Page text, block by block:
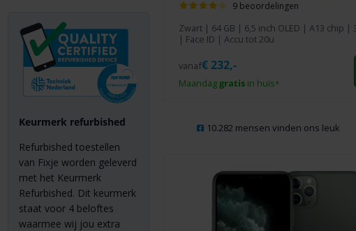
9 beoordelingen
Zwart| 64 GB | 6,5 inch OLED | A13 chip |
| Face ID | Accu tot 20u
Maandaggratisin huis*
vanaf€232,-
10.282 mensen vinden ons leuk
Keurmerk refurbished
Refurbished toestellen
van Fixje worden geleverd
met het Keurmerk
Refurbished. Dit keurmerk
staat voor 4 beloftes
waarmee wij jou extra